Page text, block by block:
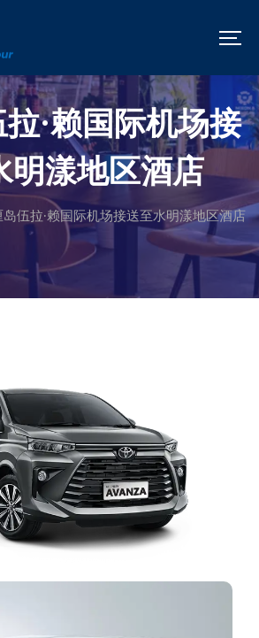
·赖国际机场接
明漾地区酒店
岛伍拉·赖国际机场接送至水明漾地区酒店